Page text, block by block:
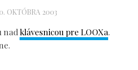
OKTÓBRA 2003
nadklávesnicou pre LOOXa.